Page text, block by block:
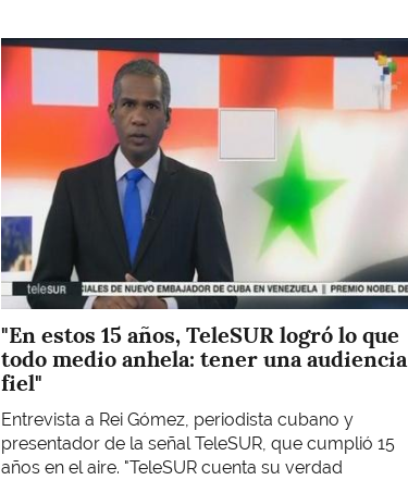
Imagen
"En estos 15 años, TeleSUR logró lo que
todo medio anhela: tener una audiencia
fiel"
Entrevista a Rei Gómez, periodista cubano y
presentador de la señal TeleSUR, que cumplió 15
años en el aire. "TeleSUR cuenta su verdad